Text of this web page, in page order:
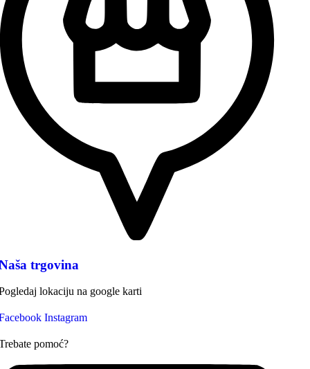
trgovina
lokaciju na google karti
Instagram
pomoć?